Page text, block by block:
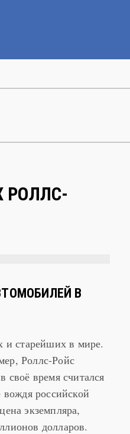
РОЛЛС-
В
и старейших в мире.
Роллс-Ройс
время считался
российской
экземпляра,
долларов.